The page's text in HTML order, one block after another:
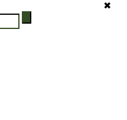
✖